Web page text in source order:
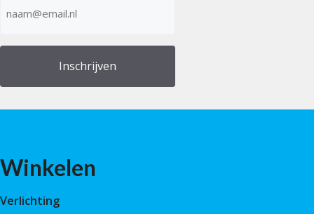
mailadres
Winkelen
Verlichting